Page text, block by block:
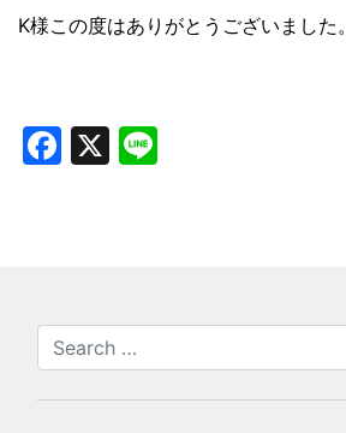
K様この度はありがとうございました。
Facebook
X